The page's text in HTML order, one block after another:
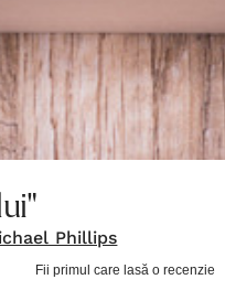
Phillips
Fii primul care lasă o recenzie